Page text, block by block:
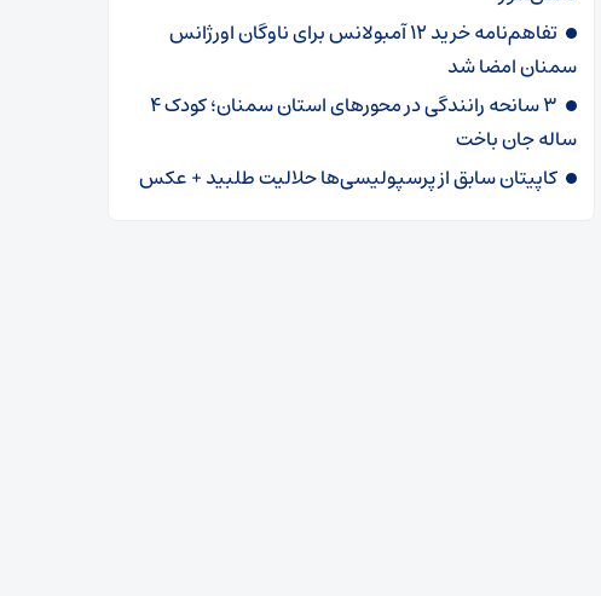
تفاهم‌نامه خرید ۱۲ آمبولانس برای ناوگان اورژانس
سمنان امضا شد
۳ سانحه رانندگی در محورهای استان سمنان؛ کودک ۴
ساله جان باخت
کاپیتان سابق از پرسپولیسی‌ها حلالیت طلبید + عکس